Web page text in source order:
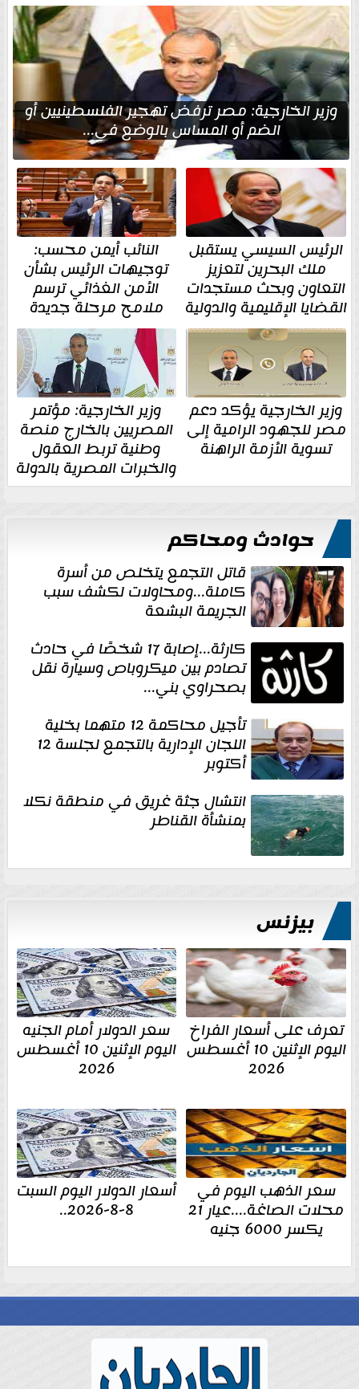
وزير الخارجية: مصر ترفض تهجير الفلسطينيين أو
الضم أو المساس بالوضع في...
الرئيس السيسي يستقبل
ملك البحرين لتعزيز
التعاون وبحث مستجدات
القضايا الإقليمية والدولية
النائب أيمن محسب:
توجيهات الرئيس بشأن
الأمن الغذائي ترسم
ملامح مرحلة جديدة
وزير الخارجية يؤكد دعم
مصر للجهود الرامية إلى
تسوية الأزمة الراهنة
وزير الخارجية: مؤتمر
المصريين بالخارج منصة
وطنية تربط العقول
والخبرات المصرية بالدولة
حوادث ومحاكم
قاتل التجمع يتخلص من أسرة
كاملة...ومحاولات لكشف سبب
الجريمة البشعة
كارثة...إصابة 17 شخصًا في حادث
تصادم بين ميكروباص وسيارة نقل
بصحراوي بني...
تأجيل محاكمة 12 متهما بخلية
اللجان الإدارية بالتجمع لجلسة 12
أكتوبر
انتشال جثة غريق في منطقة نكلا
بمنشأة القناطر
بيزنس
تعرف على أسعار الفراخ
اليوم الإثنين 10 أغسطس
2026
سعر الدولار أمام الجنيه
اليوم الإثنين 10 أغسطس
2026
سعر الذهب اليوم في
محلات الصاغة....عيار 21
يكسر 6000 جنيه
أسعار الدولار اليوم السبت
8-8-2026..